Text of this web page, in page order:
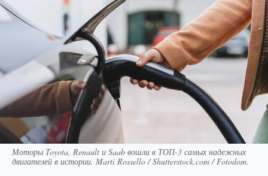
Моторы Toyota, Renault и Saab вошли в ТОП-3 самых надежных
двигателей в истории. Marti Rossello / Shutterstock.com / Fotodom.